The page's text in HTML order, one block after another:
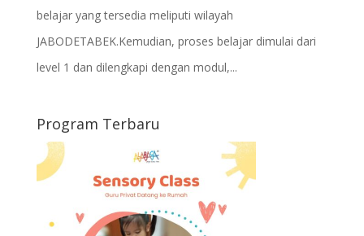
belajar yang tersedia meliputi wilayah
JABODETABEK.Kemudian, proses belajar dimulai dari
level 1 dan dilengkapi dengan modul,...
Program Terbaru